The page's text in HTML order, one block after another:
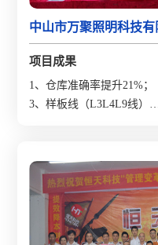
中山市万聚照明科技有
项目成果
1、仓库准确率提升21%；
3、样板线（L3L4L9线）效